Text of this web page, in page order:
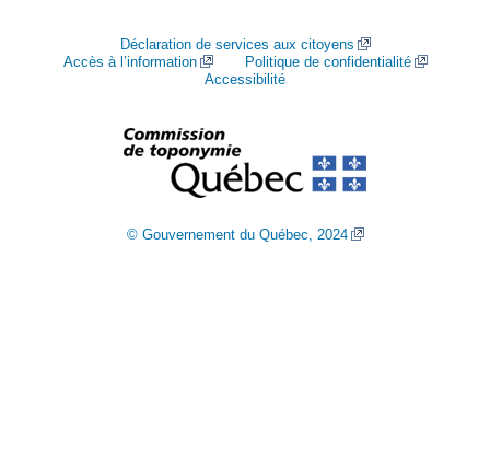
Déclaration de services aux citoyens
Accès à l’information
Politique de confidentialité
Accessibilité
© Gouvernement du Québec, 2024